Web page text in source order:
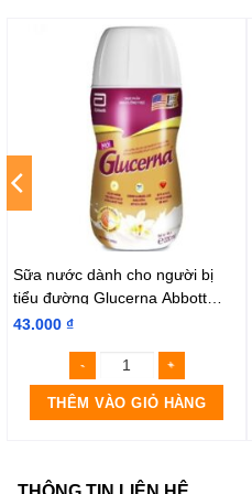
Sữa nước dành cho người bị
tiểu đường Glucerna Abbott
hương Vani
43.000 ₫
THÊM VÀO GIỎ HÀNG